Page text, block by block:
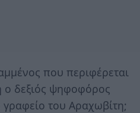
που περιφέρεται
δεξιός ψηφοφόρος
του Αραχωβίτη;